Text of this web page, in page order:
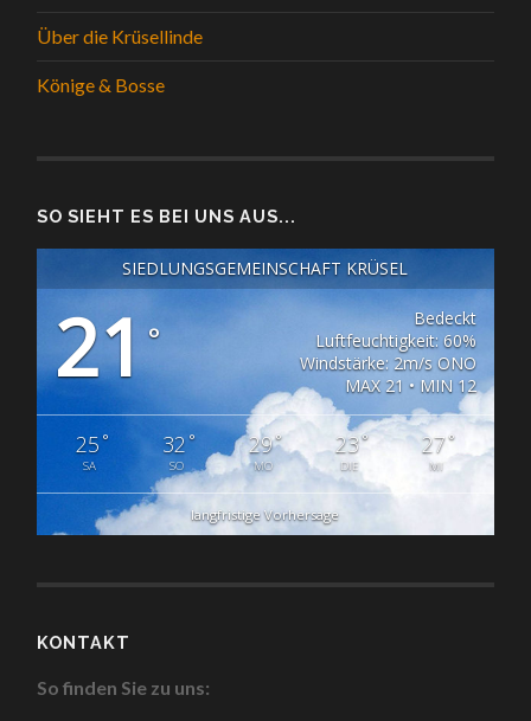
Über die Krüsellinde
Könige & Bosse
SO SIEHT ES BEI UNS AUS...
SIEDLUNGSGEMEINSCHAFT KRÜSEL
21°
Bedeckt
Luftfeuchtigkeit: 60%
Windstärke: 2m/s ONO
MAX 21 • MIN 12
25°
SA
32 °
SO
29°
MO
23°
DIE
27°
MI
langfristige Vorhersage
KONTAKT
So finden Sie zu uns: